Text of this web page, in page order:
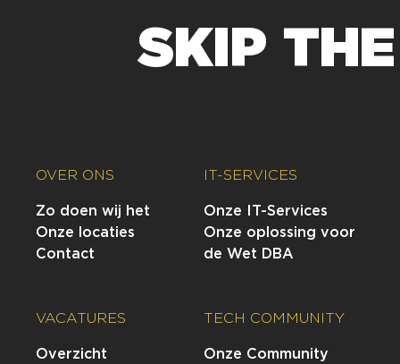
SKIP THE
OVER ONS
Zo doen wij het
Onze locaties
Contact
IT-SERVICES
Onze IT-Services
Onze oplossing voor
de Wet DBA
VACATURES
Overzicht
TECH COMMUNITY
Onze Community